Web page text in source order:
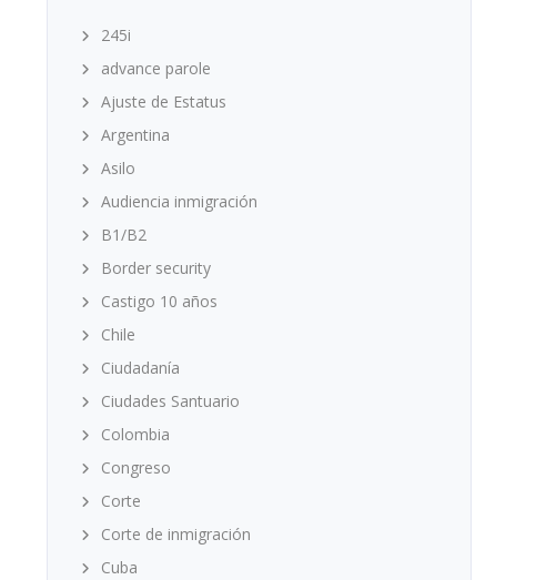
245i
advance parole
Ajuste de Estatus
Argentina
Asilo
Audiencia inmigración
B1/B2
Border security
Castigo 10 años
Chile
Ciudadanía
Ciudades Santuario
Colombia
Congreso
Corte
Corte de inmigración
Cuba